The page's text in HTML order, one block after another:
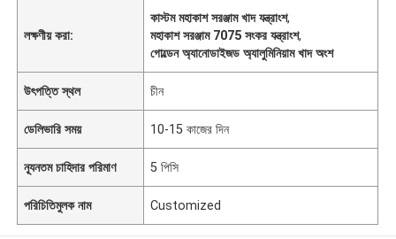
লক্ষণীয় করা:
কাস্টম মহাকাশ সরঞ্জাম খাদ যন্ত্রাংশ,
মহাকাশ সরঞ্জাম 7075 সংকর যন্ত্রাংশ,
গোল্ডেন অ্যানোডাইজড অ্যালুমিনিয়াম খাদ অংশ
উৎপত্তি স্থল চীন
ডেলিভারি সময় 10-15 কাজের দিন
ন্যূনতম চাহিদার পরিমাণ 5 পিসি
পরিচিতিমুলক নাম Customized